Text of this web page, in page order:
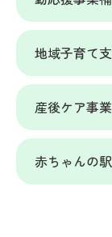
地域子育て
産後ケア事
赤ちゃんの